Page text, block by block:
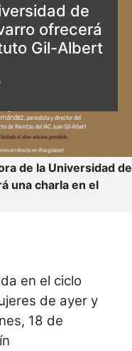
de
ofrecerá
Gil-Albert
de la Universidad de
una charla en el
en el ciclo
de ayer y
18 de